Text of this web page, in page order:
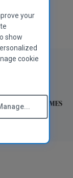
your
show
cookie